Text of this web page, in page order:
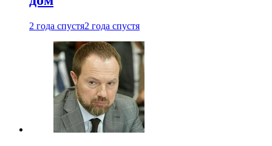
2 года спустя2 года спустя